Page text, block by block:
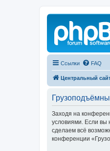
Ссылки FAQ
Центральный
Заходя на
условиями. Если вы
сделаем всё
конференции